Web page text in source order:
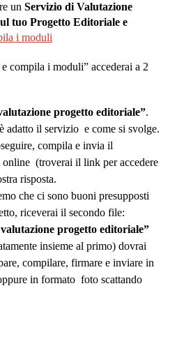
un Servizio di Valutazione
tuo Progetto Editoriale e
i moduli
compila i moduli” accederai a 2
progetto editoriale”.
adatto il servizio e come si svolge.
compila e invia il
online (troverai il link per accedere
risposta.
che ci sono buoni presupposti
riceverai il secondo file:
progetto editoriale”
insieme al primo) dovrai
compilare, firmare e inviare in
in formato foto scattando